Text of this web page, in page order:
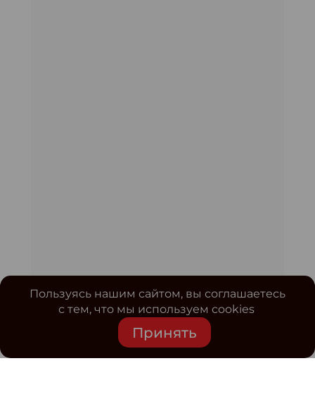
Пользуясь нашим сайтом, вы соглашаетесь
с тем, что мы используем cookies
Принять